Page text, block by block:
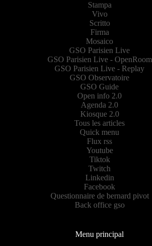
Stampa
Vivo
Scritto
Firma
Mosaico
GSO Parisien Live
GSO Parisien Live - OpenRoom
GSO Parisien Live - Replay
GSO Observatoire
GSO Guide
Open info 2.0
Agenda 2.0
Kiosque 2.0
Tous les articles
Quick menu
Flux rss
Youtube
Tiktok
Twitch
Linkedin
Facebook
Questionnaire de bernard pivot
Back office gso
Menu principal